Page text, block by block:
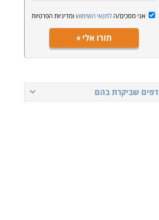
אני מסכים/הלתנאי השימוש ומדיניות הפרטיות
חזרו אלי
דפים שביקרת בהם